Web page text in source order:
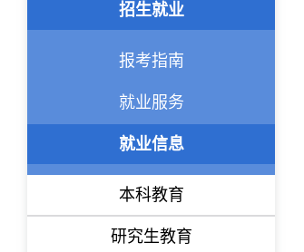
招生就业
报考指南
就业服务
就业信息
本科教育
研究生教育